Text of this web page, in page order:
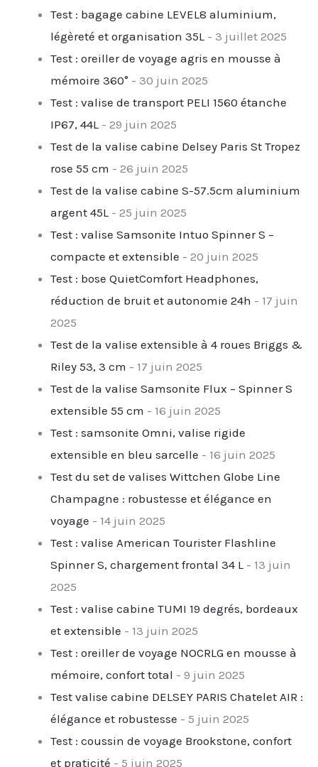
Test : bagage cabine LEVEL8 aluminium,
légèreté et organisation 35L - 3 juillet 2025
Test : oreiller de voyage agris en mousse à
mémoire 360° - 30 juin 2025
Test : valise de transport PELI 1560 étanche
IP67, 44L - 29 juin 2025
Test de la valise cabine Delsey Paris St Tropez
rose 55 cm - 26 juin 2025
Test de la valise cabine S-57.5cm aluminium
argent 45L - 25 juin 2025
Test : valise Samsonite Intuo Spinner S –
compacte et extensible - 20 juin 2025
Test : bose QuietComfort Headphones,
réduction de bruit et autonomie 24h - 17 juin
2025
Test de la valise extensible à 4 roues Briggs &
Riley 53, 3 cm - 17 juin 2025
Test de la valise Samsonite Flux – Spinner S
extensible 55 cm - 16 juin 2025
Test : samsonite Omni, valise rigide
extensible en bleu sarcelle - 16 juin 2025
Test du set de valises Wittchen Globe Line
Champagne : robustesse et élégance en
voyage - 14 juin 2025
Test : valise American Tourister Flashline
Spinner S, chargement frontal 34 L - 13 juin
2025
Test : valise cabine TUMI 19 degrés, bordeaux
et extensible - 13 juin 2025
Test : oreiller de voyage NOCRLG en mousse à
mémoire, confort total - 9 juin 2025
Test valise cabine DELSEY PARIS Chatelet AIR :
élégance et robustesse - 5 juin 2025
Test : coussin de voyage Brookstone, confort
et praticité - 5 juin 2025